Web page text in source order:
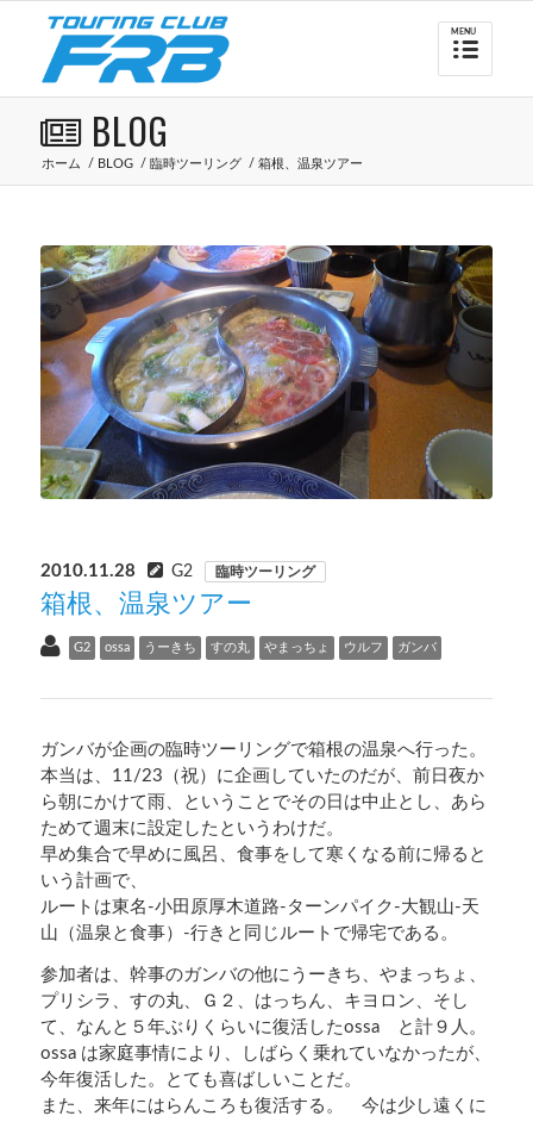
BLOG
ホーム / BLOG / 臨時ツーリング / 箱根、温泉ツアー
2010.11.28 G2 臨時ツーリング
箱根、温泉ツアー
G2 ossa うーきち すの丸 やまっちょ ウルフ ガンバ
ガンバが企画の臨時ツーリングで箱根の温泉へ行った。
本当は、11/23（祝）に企画していたのだが、前日夜か
ら朝にかけて雨、ということでその日は中止とし、あら
ためて週末に設定したというわけだ。
早め集合で早めに風呂、食事をして寒くなる前に帰ると
いう計画で、
ルートは東名-小田原厚木道路-ターンパイク-大観山-天
山（温泉と食事）-行きと同じルートで帰宅である。
参加者は、幹事のガンバの他にうーきち、やまっちょ、
プリシラ、すの丸、Ｇ２、はっちん、キヨロン、そし
て、なんと５年ぶりくらいに復活したossa と計９人。
ossa は家庭事情により、しばらく乗れていなかったが、
今年復活した。とても喜ばしいことだ。
また、来年にはらんころも復活する。 今は少し遠くに